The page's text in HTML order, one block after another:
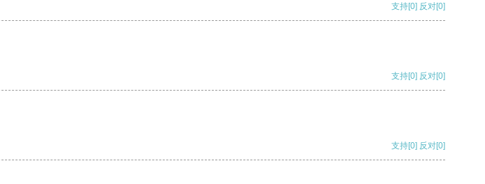
支持[0] 反对[0]
支持[0] 反对[0]
支持[0] 反对[0]